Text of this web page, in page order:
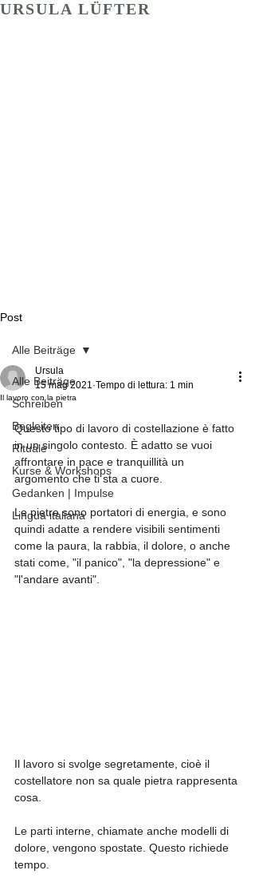
URSULA LÜFTER
Post
Alle Beiträge
Schreiben
Begleiten
Rituale
Kurse & Workshops
Gedanken | Impulse
Lingua italiana
Alle Beiträge
Il lavoro con la pietra
Ursula
15 mag 2021 Tempo di lettura: 1 min
Questo tipo di lavoro di costellazione è fatto
in un singolo contesto. È adatto se vuoi
affrontare in pace e tranquillità un
argomento che ti sta a cuore.
Le pietre sono portatori di energia, e sono
quindi adatte a rendere visibili sentimenti
come la paura, la rabbia, il dolore, o anche
stati come, "il panico", "la depressione" e
"l'andare avanti".
Il lavoro si svolge segretamente, cioè il
costellatore non sa quale pietra rappresenta
cosa.
Le parti interne, chiamate anche modelli di
dolore, vengono spostate. Questo richiede
tempo.